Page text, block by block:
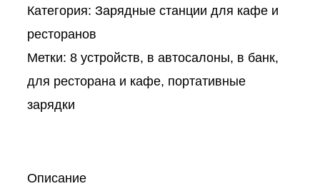
Категория: Зарядные станции для кафе и
ресторанов
Метки: 8 устройств, в автосалоны, в банк,
для ресторана и кафе, портативные
зарядки
Описание